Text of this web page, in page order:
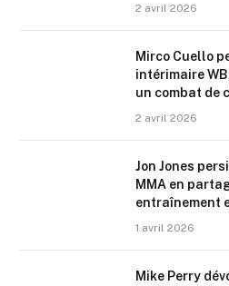
2 avril 2026
Mirco Cuello
intérimaire
un combat de
2 avril 2026
Jon Jones
MMA en
entraînement
1 avril 2026
Mike Perry